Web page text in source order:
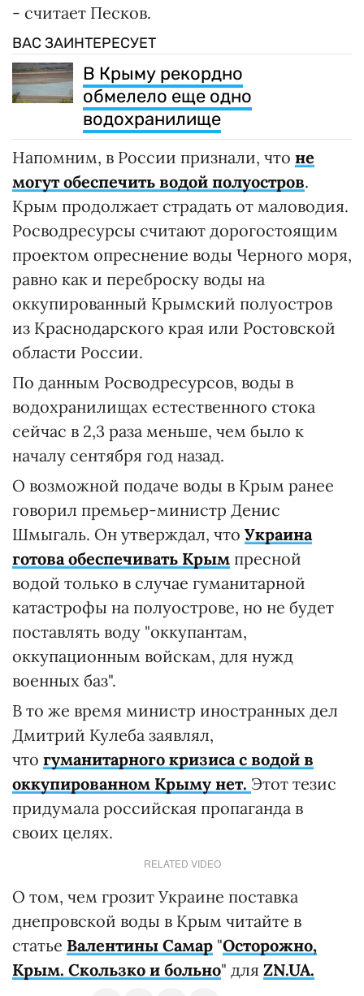
- считает Песков.
ВАС ЗАИНТЕРЕСУЕТ
В Крыму рекордно
обмелело еще одно
водохранилище
Напомним, в России признали, что не
могут обеспечить водой полуостров.
Крым продолжает страдать от маловодия.
Росводресурсы считают дорогостоящим
проектом опреснение воды Черного моря,
равно как и переброску воды на
оккупированный Крымский полуостров
из Краснодарского края или Ростовской
области России.
По данным Росводресурсов, воды в
водохранилищах естественного стока
сейчас в 2,3 раза меньше, чем было к
началу сентября год назад.
О возможной подаче воды в Крым ранее
говорил премьер-министр Денис
Шмыгаль. Он утверждал, что Украина
готова обеспечивать Крым пресной
водой только в случае гуманитарной
катастрофы на полуострове, но не будет
поставлять воду "оккупантам,
оккупационным войскам, для нужд
военных баз".
В то же время министр иностранных дел
Дмитрий Кулеба заявлял,
что гуманитарного кризиса с водой в
оккупированном Крыму нет. Этот тезис
придумала российская пропаганда в
своих целях.
RELATED VIDEO
О том, чем грозит Украине поставка
днепровской воды в Крым читайте в
статье Валентины Самар "Осторожно,
Крым. Скользко и больно" для ZN.UA.